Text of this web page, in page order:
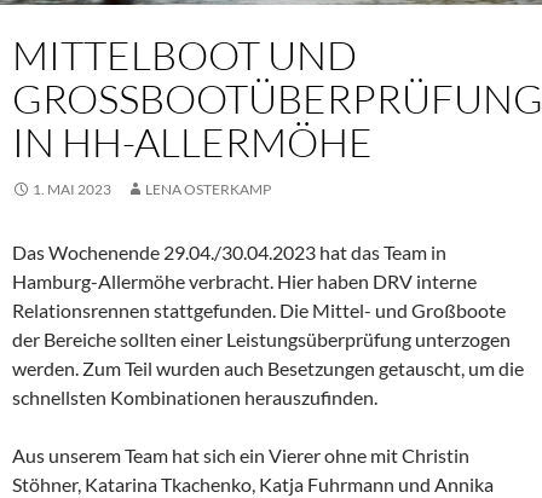
MITTELBOOT UND
GROSSBOOTÜBERPRÜFUNG I
N HH-ALLERMÖHE
1. MAI 2023 LENA OSTERKAMP
Das Wochenende 29.04./30.04.2023 hat das Team in
Hamburg-Allermöhe verbracht. Hier haben DRV interne
Relationsrennen stattgefunden. Die Mittel- und Großboote
der Bereiche sollten einer Leistungsüberprüfung unterzogen
werden. Zum Teil wurden auch Besetzungen getauscht, um die
schnellsten Kombinationen herauszufinden.
Aus unserem Team hat sich ein Vierer ohne mit Christin
Stöhner, Katarina Tkachenko, Katja Fuhrmann und Annika